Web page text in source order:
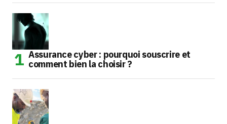
Assurance cyber : pourquoi souscrire et
comment bien la choisir ?